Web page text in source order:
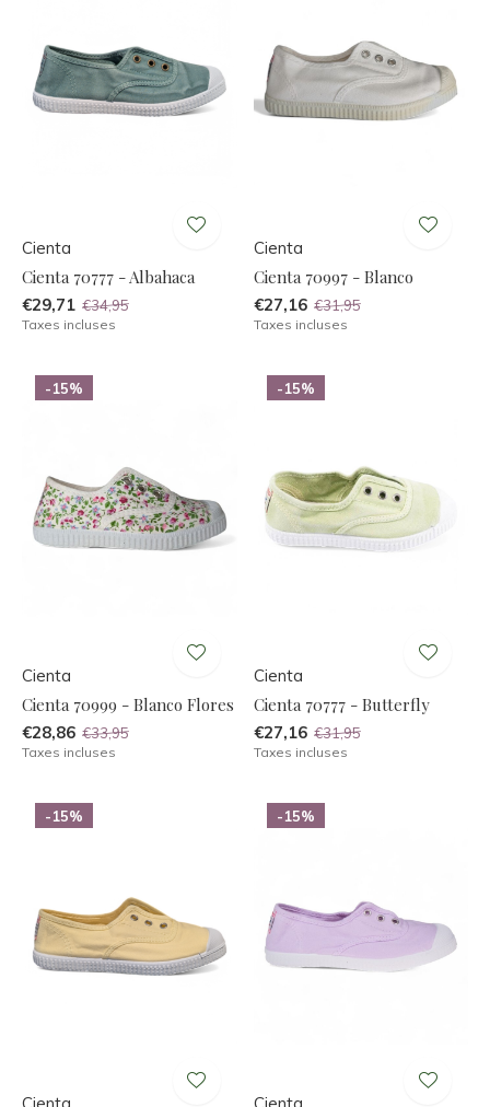
Cienta
Cienta 70777 - Albahaca
€29,71 €34,95
Taxes incluses
Cienta
Cienta 70997 - Blanco
€27,16 €31,95
Taxes incluses
-15%
Cienta
Cienta 70999 - Blanco Flores
€28,86 €33,95
Taxes incluses
-15%
Cienta
Cienta 70777 - Butterfly
€27,16 €31,95
Taxes incluses
-15%
Cienta
-15%
Cienta